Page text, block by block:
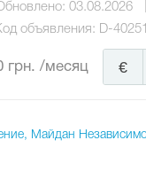
03.08.2026
объявления: D-40251
грн. /месяц €